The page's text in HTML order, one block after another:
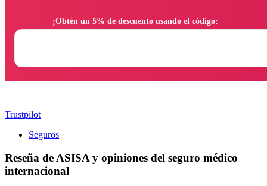
Trustpilot
Seguros
Reseña de ASISA y opiniones del seguro médico
internacional